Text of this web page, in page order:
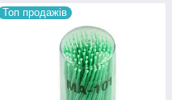
Топ продажів